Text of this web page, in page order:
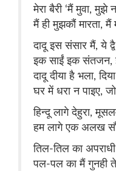
मेरा बैरी ‘मैं मुवा, मुझे
मैं ही मुझकौं मारता, मैं
दादू इस संसार मैं, ये
इक साईं इक संतजन,
दादू दीया है भला,
घर में धरा न पाइए,
हिन्दू लागे देहुरा,
हम लागे एक अलख सौं,
तिल-तिल का अपराधी
पल-पल का मैं गुनही